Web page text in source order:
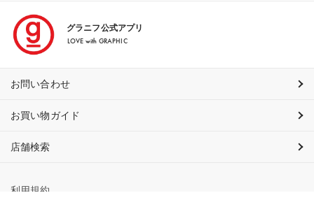
グラニフ公式アプリ
LOVE with GRAPHIC
お問い合わせ
お買い物ガイド
店舗検索
利用規約